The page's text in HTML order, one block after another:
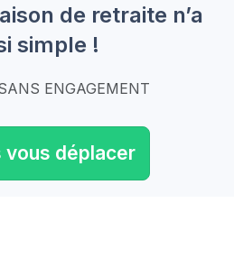
de retraite n’a
simple !
ENGAGEMENT
vous déplacer